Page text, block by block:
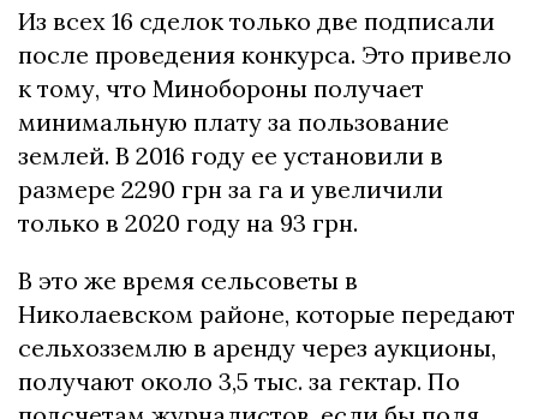
Из всех 16 сделок только две подписали
после проведения конкурса. Это привело
к тому, что Минобороны получает
минимальную плату за пользование
землей. В 2016 году ее установили в
размере 2290 грн за га и увеличили
только в 2020 году на 93 грн.
В это же время сельсоветы в
Николаевском районе, которые передают
сельхозземлю в аренду через аукционы,
получают около 3,5 тыс. за гектар. По